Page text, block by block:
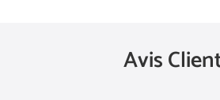
Avis